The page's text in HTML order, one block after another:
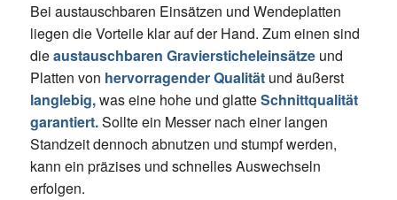
Bei austauschbaren Einsätzen und Wendeplatten
liegen die Vorteile klar auf der Hand. Zum einen sind
dieaustauschbaren Graviersticheleinsätzeund
Platten von hervorragender Qualitätund äußerst
langlebig,was eine hohe und glatteSchnittqualität
garantiert.Sollte ein Messer nach einer langen
Standzeit dennoch abnutzen und stumpf werden,
kann ein präzises und schnelles Auswechseln
erfolgen.